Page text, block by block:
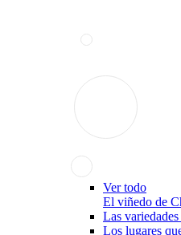
Ver todo
El viñedo de
Las
Los lugares